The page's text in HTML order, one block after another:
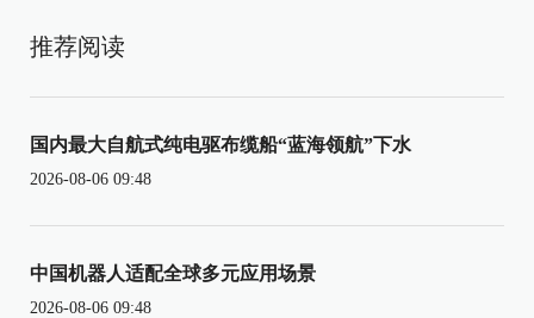
推荐阅读
国内最大自航式纯电驱布缆船“蓝海领航”下水
2026-08-06 09:48
中国机器人适配全球多元应用场景
2026-08-06 09:48